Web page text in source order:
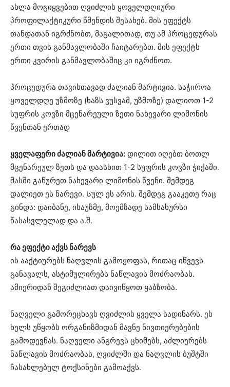
ახლა მოგიყვებით ღვიძლის ყოველდღიური
პროფილაქტიკური წმენდის შესახებ. მის ეფექტს
თანდათან იგრძნობთ, მაგალითად, თუ ამ პროცედურას
ერთი თვის განმავლობაში ჩაიტარებთ. მის ეფექტს
ერთი კვირის განმავლობაშიც კი იგრძნოთ.
პროცედურა თავისთავად ძალიან მარტივია. საჭიროა
ყოველდღე უზმოზე (ხაზს ვუსვამ, უზმოზე) დალიოთ 1-2
სუფრის კოვზი მცენარეული ზეთი ნახევარი ლიმონის
წვენთან ერთად
ყველაფერი ძალიან მარტივია: დილით იღებთ ბოთლ
მცენარეულ ზეთს და დაასხით 1-2 სუფრის კოვზი ჭიქაში.
მასში გაწურეთ ნახევარი ლიმონის წვენი. შემდეგ
დალიეთ ეს ნარევი. Სულ ეს არის. შემდეგ გააკეთე რაც
გინდა: დაიბანე, ისაუზმე, მოემზადე სამსახურსი
წასასვლელად და ა.შ.
რა ეფექტი აქვს ნარევს
ის ააქტიურებს ნაღვლის გამოყოფას, რითაც იწვევს
განავალს, ასტიმულირებს ნაწლავის მოძრაობას.
ამიერიდან შეგიძლიათ დაივიწყოთ ყაბზობა.
ნაღველი გამორეცხავს ღვიძლის ყველა სადინარს. ეს
ხელს უწყობს ორგანიზმიდან მავნე ნივთიერებების
გამოდევნას. ნაღველი ანგრევს ცხიმებს, აძლიერებს
ნაწლავის მოძრაობას, ღვიძლში და ნაღვლის ბუშტში
ჩასახლებულ ტოქსინები გამოაქვს.